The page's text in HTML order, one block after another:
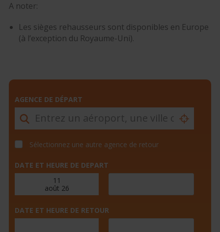
A noter:
Les sièges rehausseurs sont disponibles en Europe
(à l’exception du Royaume-Uni).
AGENCE DE DÉPART
Sélectionnez une autre agence de retour
DATE ET HEURE DE DEPART
DATE ET HEURE DE RETOUR